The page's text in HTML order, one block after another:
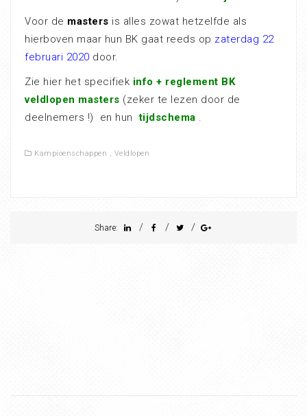
Voor de masters is alles zowat hetzelfde als
hierboven maar hun BK gaat reeds op zaterdag 22
februari 2020 door.
Zie hier het specifiek info + reglement BK
veldlopen masters (zeker te lezen door de
deelnemers !) en huntijdschema .
Kampioenschappen , Veldlopen
Share: / / /